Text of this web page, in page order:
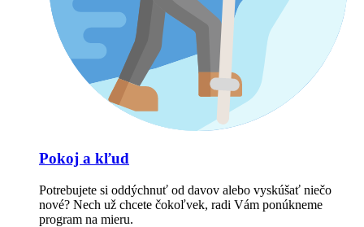
Pokoj a kľud
Potrebujete si oddýchnuť od davov alebo vyskúšať niečo
nové? Nech už chcete čokoľvek, radi Vám ponúkneme
program na mieru.